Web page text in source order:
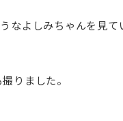
なよしみちゃんを見て
りました。